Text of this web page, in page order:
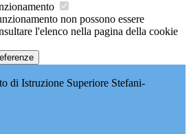
non possono essere
l'elenco nella pagina della cookie
di Istruzione Superiore Stefani-